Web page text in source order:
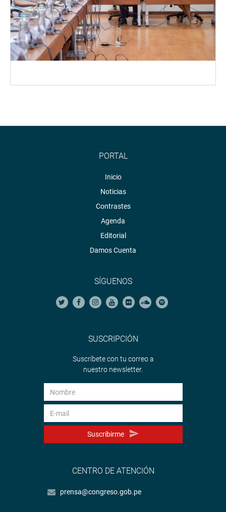
PORTAL
Inicio
Noticias
Contrastes
Agenda
Editorial
Damos Cuenta
SÍGUENOS
SUSCRIPCIÓN
Suscríbete con tu correo a
nuestro newsletter.
Suscribirme
CENTRO DE ATENCIÓN
prensa@congreso.gob.pe